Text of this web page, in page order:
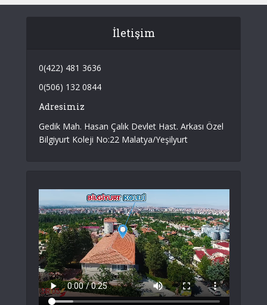
İletişim
0(422) 481 3636
0(506) 132 0844
Adresimiz
Gedik Mah. Hasan Çalık Devlet Hast. Arkası Özel
Bilgiyurt Koleji No:22 Malatya/Yeşilyurt